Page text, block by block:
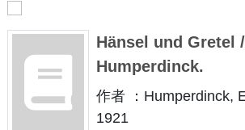
Hänsel und Gretel /
Humperdinck.
作者 ：Humperdinck,
1921